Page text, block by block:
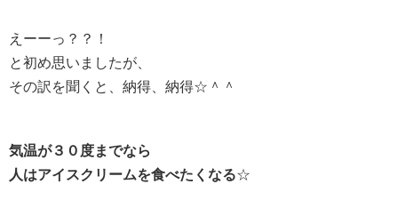
えーーっ？？！
と初め思いましたが、
その訳を聞くと、納得、納得☆＾＾
気温が３０度までなら
人はアイスクリームを食べたくなる☆